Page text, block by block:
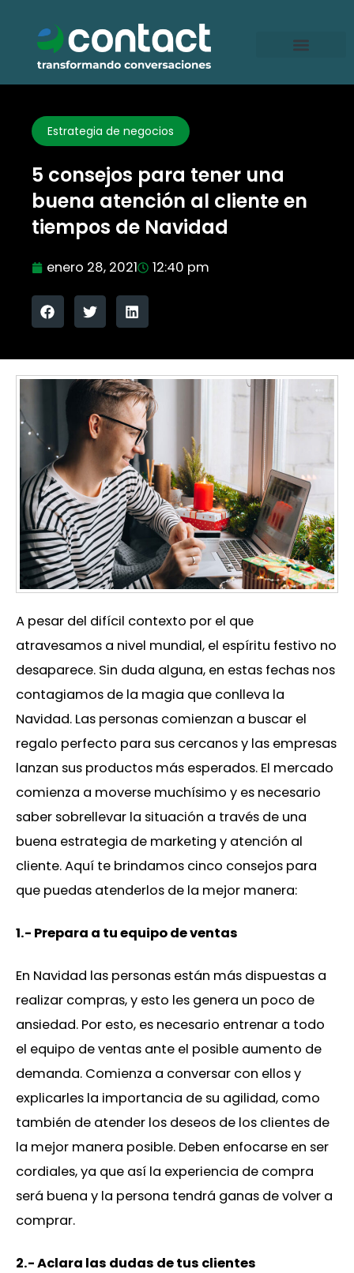
contenido
Estrategia de negocios
5 consejos para tener una
buena atención al cliente en
tiempos de Navidad
enero 28, 2021 12:40 pm
A pesar del difícil contexto por el que
atravesamos a nivel mundial, el espíritu festivo no
desaparece. Sin duda alguna, en estas fechas nos
contagiamos de la magia que conlleva la
Navidad. Las personas comienzan a buscar el
regalo perfecto para sus cercanos y las empresas
lanzan sus productos más esperados. El mercado
comienza a moverse muchísimo y es necesario
saber sobrellevar la situación a través de una
buena estrategia de marketing y atención al
cliente. Aquí te brindamos cinco consejos para
que puedas atenderlos de la mejor manera:
1.- Prepara a tu equipo de ventas
En Navidad las personas están más dispuestas a
realizar compras, y esto les genera un poco de
ansiedad. Por esto, es necesario entrenar a todo
el equipo de ventas ante el posible aumento de
demanda. Comienza a conversar con ellos y
explicarles la importancia de su agilidad, como
también de atender los deseos de los clientes de
la mejor manera posible. Deben enfocarse en ser
cordiales, ya que así la experiencia de compra
será buena y la persona tendrá ganas de volver a
comprar.
2.- Aclara las dudas de tus clientes